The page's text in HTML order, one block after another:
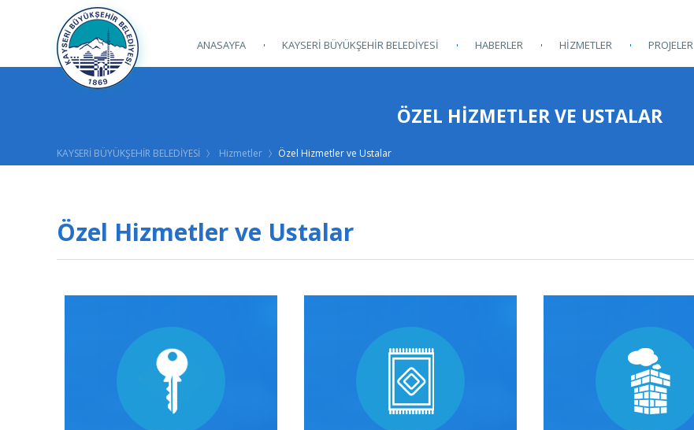
ANASAYFA KAYSERİ BÜYÜKŞEHİR BELEDİYESİ HABERLER HİZMETLER PROJELER
ÖZEL HIZMETLER VE USTALAR
KAYSERİ BÜYÜKŞEHİR BELEDİYESİ Hizmetler Özel Hizmetler ve Ustalar
Özel Hizmetler ve Ustalar